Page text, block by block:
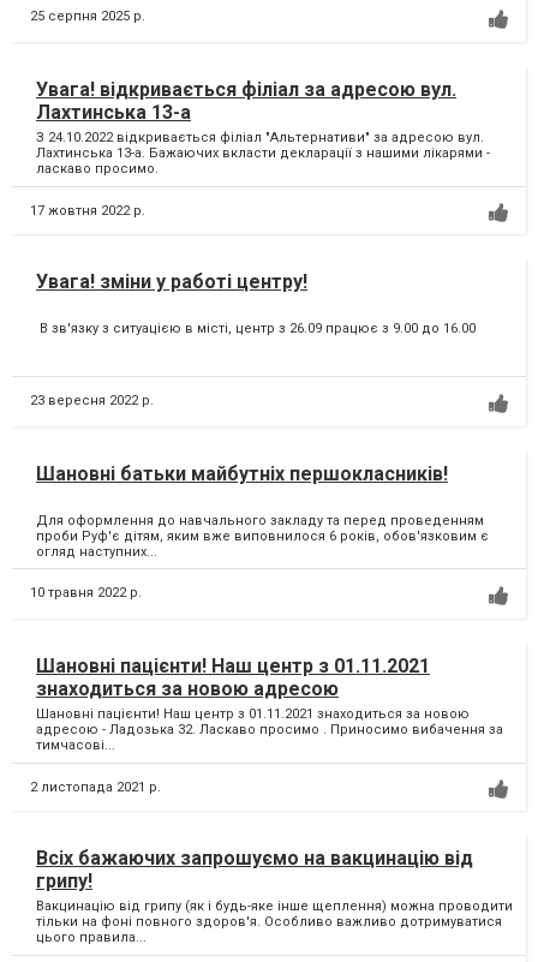
25 серпня 2025 р.
Увага! відкривається філіал за адресою вул.
Лахтинська 13-а
З 24.10.2022 відкривається філіал "Альтернативи" за адресою вул.
Лахтинська 13-а. Бажаючих вкласти декларації з нашими лікарями -
ласкаво просимо.
17 жовтня 2022 р.
Увага! зміни у работі центру!
В зв'язку з ситуацією в місті, центр з 26.09 працює з 9.00 до 16.00
23 вересня 2022 р.
Шановні батьки майбутніх першокласників!
Для оформлення до навчального закладу та перед проведенням
проби Руф'є дітям, яким вже виповнилося 6 років, обов'язковим є
огляд наступних...
10 травня 2022 р.
Шановні пацієнти! Наш центр з 01.11.2021
знаходиться за новою адресою
Шановні пацієнти! Наш центр з 01.11.2021 знаходиться за новою
адресою - Ладозька 32. Ласкаво просимо . Приносимо вибачення за
тимчасові...
2 листопада 2021 р.
Всіх бажаючих запрошуємо на вакцинацію від
грипу!
Вакцинацію від грипу (як і будь-яке інше щеплення) можна проводити
тільки на фоні повного здоров'я. Особливо важливо дотримуватися
цього правила...